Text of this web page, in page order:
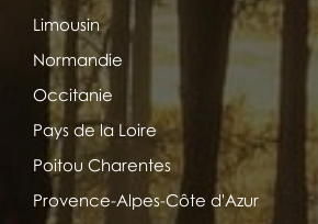
Limousin
Normandie
Occitanie
Pays de la Loire
Poitou Charentes
Provence-Alpes-Côte d'Azur